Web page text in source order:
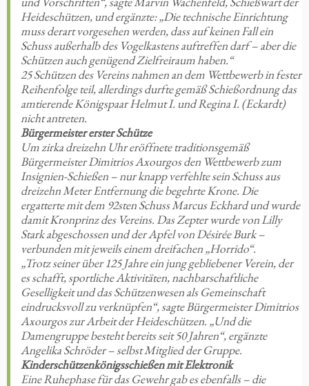
Heideschützen, und ergänzte: „Die technische Einrichtung
muss derart vorgesehen werden, dass auf keinen Fall ein
Schuss außerhalb des Vogelkastens auftreffen darf – aber die
Schützen auch genügend Zielfreiraum haben.“
25 Schützen des Vereins nahmen an dem Wettbewerb in fester
Reihenfolge teil, allerdings durfte gemäß Schießordnung das
amtierende Königspaar Helmut I. und Regina I. (Eckardt)
nicht antreten.
Bürgermeister erster Schütze
Um zirka dreizehn Uhr eröffnete traditionsgemäß
Bürgermeister Dimitrios Axourgos den Wettbewerb zum
Insignien-Schießen – nur knapp verfehlte sein Schuss aus
dreizehn Meter Entfernung die begehrte Krone. Die
ergatterte mit dem 92sten Schuss Marcus Eckhard und wurde
damit Kronprinz des Vereins. Das Zepter wurde von Lilly
Stark abgeschossen und der Apfel von Désirée Burk –
verbunden mit jeweils einem dreifachen „Horrido“.
„Trotz seiner über 125 Jahre ein jung gebliebener Verein, der
es schafft, sportliche Aktivitäten, nachbarschaftliche
Geselligkeit und das Schützenwesen als Gemeinschaft
eindrucksvoll zu verknüpfen“, sagte Bürgermeister Dimitrios
Axourgos zur Arbeit der Heideschützen. „Und die
Damengruppe besteht bereits seit 50 Jahren“, ergänzte
Angelika Schröder – selbst Mitglied der Gruppe.
Kinderschützenkönigsschießen mit Elektronik
Eine Ruhephase für das Gewehr gab es ebenfalls – die